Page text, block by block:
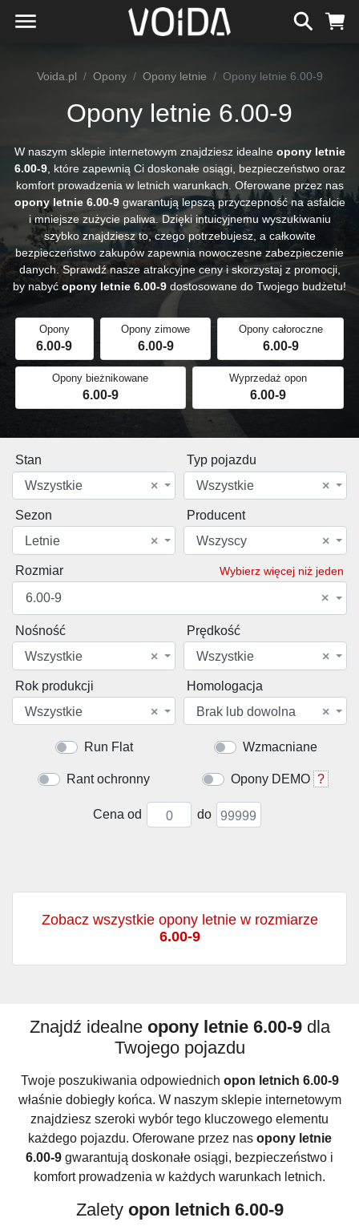
Voida.pl Opony Opony letnie Opony letnie 6.00-9
Opony letnie 6.00-9
W naszym sklepie internetowym znajdziesz idealne opony letnie
6.00-9, które zapewnią Ci doskonałe osiągi, bezpieczeństwo oraz
komfort prowadzenia w letnich warunkach. Oferowane przez nas
opony letnie 6.00-9gwarantują lepszą przyczepność na asfalcie
i mniejsze zużycie paliwa. Dzięki intuicyjnemu wyszukiwaniu
szybko znajdziesz to, czego potrzebujesz, a całkowite
bezpieczeństwo zakupów zapewnia nowoczesne zabezpieczenie
danych. Sprawdź nasze atrakcyjne ceny i skorzystaj z promocji,
by nabyć opony letnie 6.00-9 dostosowane do Twojego budżetu!
Opony
6.00-9
Opony zimowe
6.00-9
Opony całoroczne
6.00-9
Opony bieżnikowane
6.00-9
Wyprzedaż opon
6.00-9
Stan
×
Wszystkie
Typ pojazdu
×
Wszystkie
Sezon
×
Letnie
Producent
×
Wszyscy
Rozmiar Wybierz więcej niż jeden
×
6.00-9
Nośność
×
Wszystkie
Prędkość
×
Wszystkie
Rok produkcji
×
Wszystkie
Homologacja
×
Brak lub dowolna
Run Flat Wzmacniane
Rant ochronny Opony DEMO ?
Cena od do
Zobacz wszystkie opony letnie w rozmiarze
6.00-9
Znajdź idealne opony letnie 6.00-9dla
Twojego pojazdu
Twoje poszukiwania odpowiednich opon letnich 6.00-9
właśnie dobiegły końca. W naszym sklepie internetowym
znajdziesz szeroki wybór tego kluczowego elementu
każdego pojazdu. Oferowane przez nas opony letnie
6.00-9 gwarantują doskonałe osiągi, bezpieczeństwo i
komfort prowadzenia w każdych warunkach letnich.
Zalety opon letnich 6.00-9